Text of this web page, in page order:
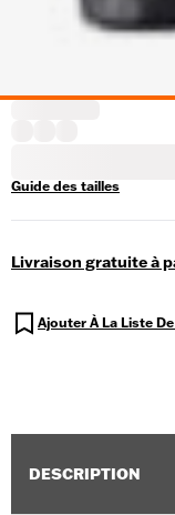
Guide des tailles
Livraison gratuite à
Ajouter À La Liste
DESCRIPTION